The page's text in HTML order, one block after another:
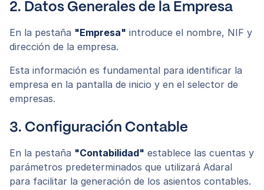
2. Datos Generales de la Empresa
En la pestaña "Empresa" introduce el nombre, NIF y
dirección de la empresa.
Esta información es fundamental para identificar la
empresa en la pantalla de inicio y en el selector de
empresas.
3. Configuración Contable
En la pestaña "Contabilidad" establece las cuentas y
parámetros predeterminados que utilizará Adaral
para facilitar la generación de los asientos contables.